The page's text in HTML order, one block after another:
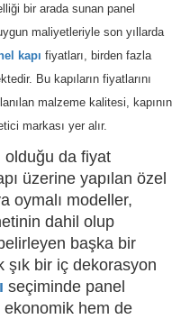
bir arada sunan panel
maliyetleriyle son yıllarda
kapı fiyatları, birden fazla
Bu kapıların fiyatlarını
malzeme kalitesi, kapının
markası yer alır.
olduğu da fiyat
üzerine yapılan özel
oymalı modeller,
dahil olup
başka bir
bir iç dekorasyon
seçiminde panel
ekonomik hem de